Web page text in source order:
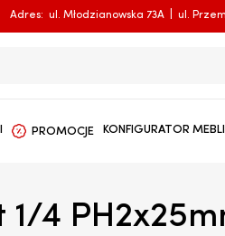
Adres: ul. Młodzianowska 73A ul.
PROMOCJE KONFIGURATOR MEBLI
4